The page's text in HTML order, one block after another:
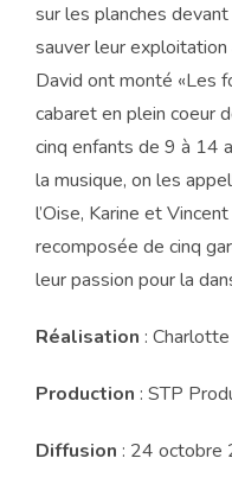
sur les planches
sauver leur
David ont monté «Les
cabaret en plein coeur
cinq enfants de 9 à 14
la musique, on les
l’Oise, Karine et
recomposée de cinq
leur passion pour la
Réalisation :
Production : STP
Diffusion : 24 octobre